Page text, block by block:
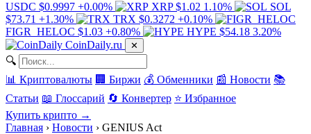
USDC $0.9997 +0.00% XRP $1.02 1.10%
SOL
$73.71 +1.30% TRX $0.3272 +0.10%
FIGR_HELOC $1.03 +0.80% HYPE $54.18 3.20%
CoinDaily.ru ✕
🔍
📊 Криптовалюты 🏢 Биржи 💰 Обменники 📰 Новости 📚
Статьи 📖 Глоссарий 🔄 Конвертер ⭐ Избранное
Купить крипто →
Главная › Новости › GENIUS Act